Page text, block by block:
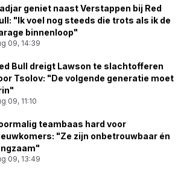
geniet naast Verstappen bij Red
"Ik voel nog steeds die trots als ik de
binnenloop"
09, 14:39
Bull dreigt Lawson te slachtofferen
Tsolov: "De volgende generatie moet
09, 11:10
teambaas hard voor
"Ze zijn onbetrouwbaar én
09, 13:49